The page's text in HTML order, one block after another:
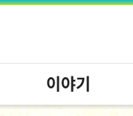
이야기